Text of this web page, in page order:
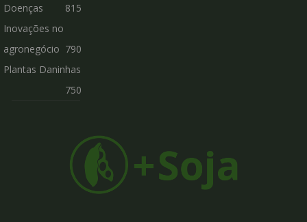
Doenças
815
Inovações no
agronegócio 790
Plantas Daninhas
750